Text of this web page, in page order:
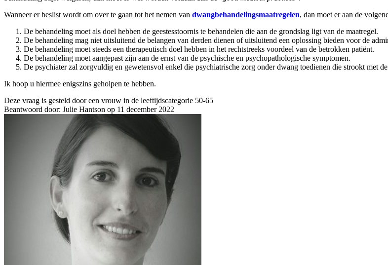
Wanneer er beslist wordt om over te gaan tot het nemen van dwangbehandelingsmaatregelen, dan moet er aan de
De behandeling moet als doel hebben de geestesstoornis te behandelen die aan de grondslag ligt van de maatregel.
De behandeling mag niet uitsluitend de belangen van derden dienen of uitsluitend een oplossing bieden voor de
De behandeling moet steeds een therapeutisch doel hebben in het rechtstreeks voordeel van de betrokken patiënt.
De behandeling moet aangepast zijn aan de ernst van de psychische en psychopathologische symptomen.
De psychiater zal zorgvuldig en gewetensvol enkel die psychiatrische zorg onder dwang toedienen die strookt met
Ik hoop u hiermee enigszins geholpen te hebben.
Deze vraag is gesteld door een vrouw in de leeftijdscategorie 50-65
Beantwoord door: Julie Hantson op 11 december 2022